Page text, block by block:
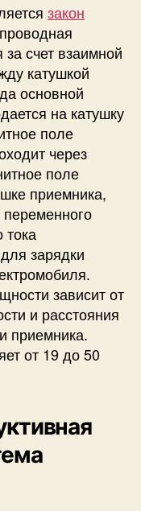
закон
за счет взаимной
катушкой
основной
на катушку
поле
через
поле
приемника,
тока
зарядки
зависит от
и расстояния
приемника.
от 19 до 50